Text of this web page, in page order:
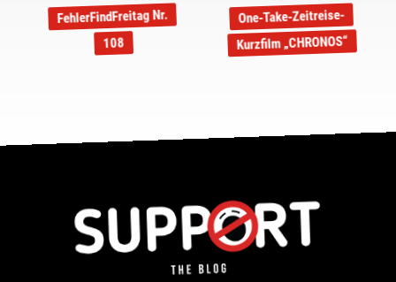
FehlerFindFreitag Nr.
108
One-Take-Zeitreise-
Kurzfilm „CHRONOS“